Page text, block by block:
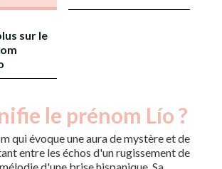
sur le
le prénom Lío ?
qui évoque une aura de mystère et de
entre les échos d'un rugissement de